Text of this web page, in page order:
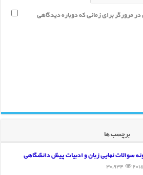
مرورگر برای زمانی که دوباره دیدگاهی
برچسب ها
سوالات نهایی زبان و ادبیات پیش دانشگاهی
30,934